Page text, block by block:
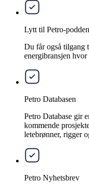
Lytt til Petro-podden
Du får også tilgang
energibransjen
Petro Databasen
Petro Database gir
kommende
letebrønner, rigger
Petro Nyhetsbrev